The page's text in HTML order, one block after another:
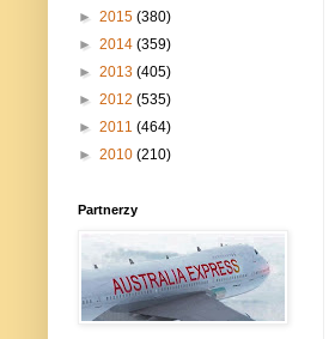
► 2015 (380)
► 2014 (359)
► 2013 (405)
► 2012 (535)
► 2011 (464)
► 2010 (210)
Partnerzy